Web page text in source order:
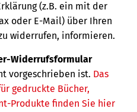
(z.B. ein mit der
oder E-Mail) über Ihren
widerrufen, informieren.
Widerrufsformular
vorgeschrieben ist. Das
gedruckte Bücher,
Produkte finden Sie hier